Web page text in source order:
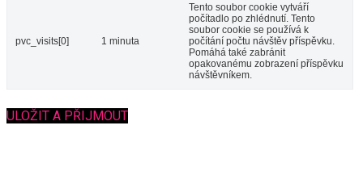
pvc_visits[0] 1 minuta
Tento soubor cookie vytváří
počítadlo po zhlédnutí. Tento
soubor cookie se používá k
počítání počtu návštěv příspěvku.
Pomáhá také zabránit
opakovanému zobrazení příspěvku
návštěvníkem.
ULOŽIT A PŘIJMOUT